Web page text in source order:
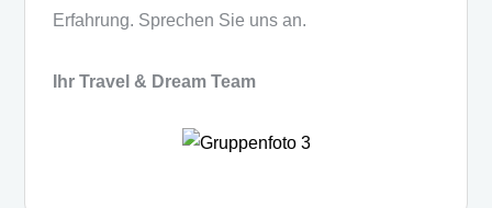
Erfahrung. Sprechen Sie uns an.
Ihr Travel & Dream Team